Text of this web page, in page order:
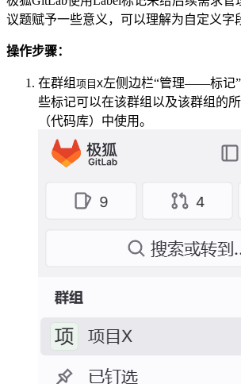
议题赋予一些意义，可以理解为自定义字
操作步骤：
在群组 项目X左侧边栏“管理——标记
些标记可以在该群组以及该群组的
（代码库）中使用。